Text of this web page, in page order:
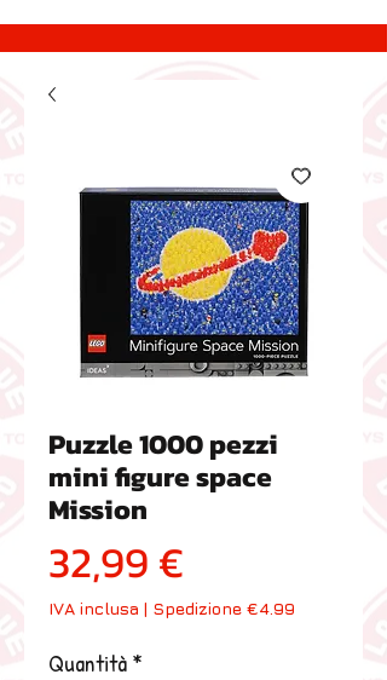
Puzzle 1000 pezzi
mini figure space
Mission
32,99 €
IVA inclusa | Spedizione €4.99
Quantità*